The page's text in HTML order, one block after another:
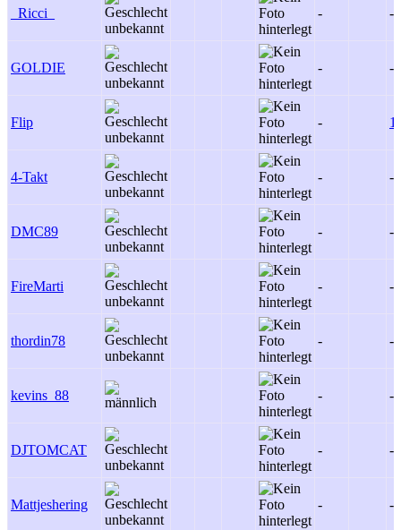
_Ricci_ - -
GOLDIE - -
Flip - 1
4-Takt - -
DMC89 - -
FireMarti - -
thordin78 - -
kevins_88 - -
DJTOMCAT - -
Mattjeshering - -